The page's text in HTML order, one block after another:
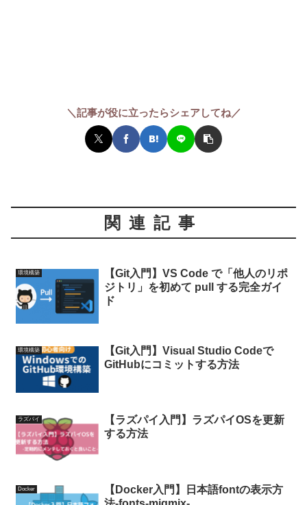
＼記事が役に立ったらシェアしてね／
関連記事
環境構築
【Git入門】VS Code で「他人のリポ
ジトリ」を初めて pull する完全ガイ
ド
環境構築
【Git入門】Visual Studio Codeで
GitHubにコミットする方法
ラズパイ
【ラズパイ入門】ラズパイOSを更新
する方法
Docker
【Docker入門】日本語fontの表示方